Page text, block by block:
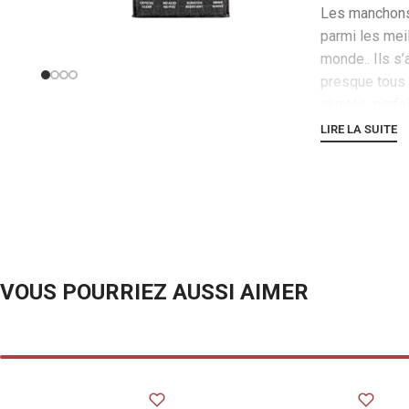
Les
parmi les
monde.. Ils
presque
poussière et
LIRE LA SUITE
VOUS POURRIEZ AUSSI AIMER